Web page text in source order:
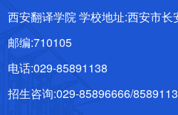
西安翻译学院 学校地址:西安市
邮编:710105
电话:029-85891138
招生咨询:029-85896666/